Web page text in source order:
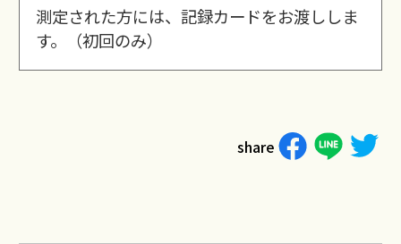
測定された方には、記録カードをお渡ししま
す。（初回のみ）
share